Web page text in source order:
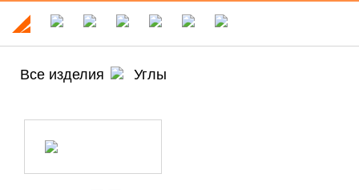
Все изделия Углы